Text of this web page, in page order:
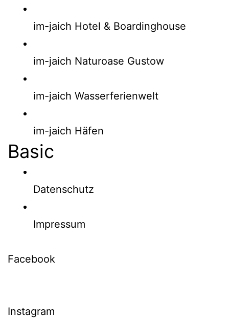
im-jaich Hotel & Boardinghouse
im-jaich Naturoase Gustow
im-jaich Wasserferienwelt
im-jaich Häfen
Basic
Datenschutz
Impressum
Facebook
Instagram